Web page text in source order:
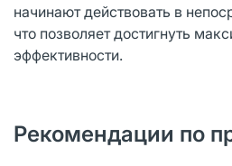
начинают действовать в
что позволяет достигнуть
эффективности.
Рекомендации по